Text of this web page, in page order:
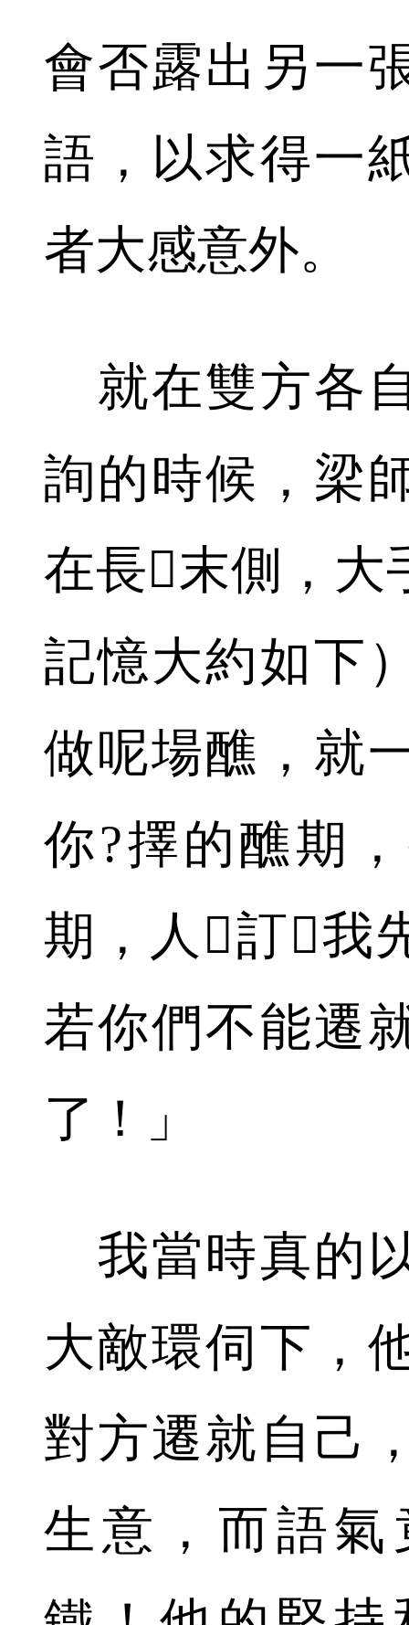
會否露出另一
語，以求得一
者大感意外。
就在雙方各
詢的時候，梁
在長末側，大
記憶大約如下
做呢場醮，就
你?擇的醮期
期，人訂我
若你們不能遷
了！」
我當時真的
大敵環伺下，
對方遷就自己
生意，而語氣